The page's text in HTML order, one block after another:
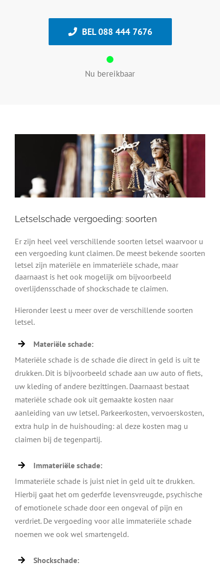
BEL 088 444 7676
Nu bereikbaar
Letselschade vergoeding: soorten
Er zijn heel veel verschillende soorten letsel waarvoor u
een vergoeding kunt claimen. De meest bekende soorten
letsel zijn materiële en immateriële schade, maar
daarnaast is het ook mogelijk om bijvoorbeeld
overlijdensschade of shockschade te claimen.
Hieronder leest u meer over de verschillende soorten
letsel.
Materiële schade:
Materiële schade is de schade die direct in geld is uit te
drukken. Dit is bijvoorbeeld schade aan uw auto of fiets,
uw kleding of andere bezittingen. Daarnaast bestaat
materiële schade ook uit gemaakte kosten naar
aanleiding van uw letsel. Parkeerkosten, vervoerskosten,
extra hulp in de huishouding: al deze kosten mag u
claimen bij de tegenpartij.
Immateriële schade:
Immateriële schade is juist niet in geld uit te drukken.
Hierbij gaat het om gederfde levensvreugde, psychische
of emotionele schade door een ongeval of pijn en
verdriet. De vergoeding voor alle immateriële schade
noemen we ook wel smartengeld.
Shockschade: